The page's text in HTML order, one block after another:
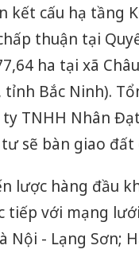
cấu hạ tầng
thuận tại
ha tại xã
tỉnh Bắc Ninh).
TNHH Nhân
sẽ bàn giao
lược hàng đầu
tiếp với mạng
Nội - Lạng Sơn;